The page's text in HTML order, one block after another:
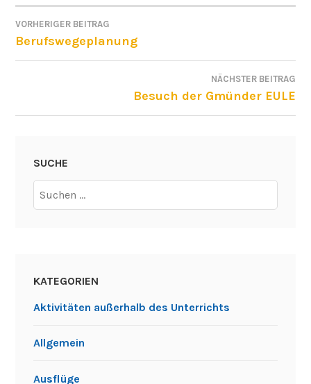
BEITRAGSNAVIGATION
VORHERIGER BEITRAG
Berufswegeplanung
NÄCHSTER BEITRAG
Besuch der Gmünder EULE
SUCHE
Suchen
nach:
KATEGORIEN
Aktivitäten außerhalb des Unterrichts
Allgemein
Ausflüge